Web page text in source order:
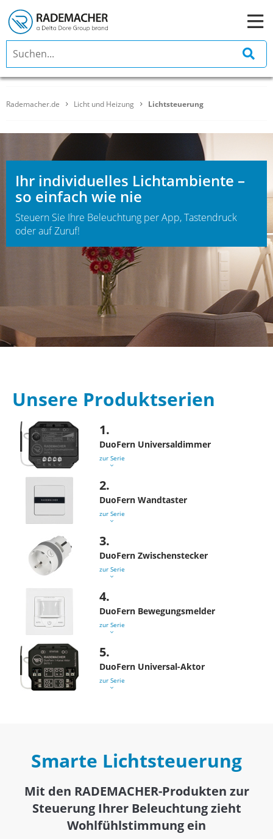
Rademacher.de Licht und Heizung Lichtsteuerung
Ihr individuelles Lichtambiente –
so einfach wie nie
Steuern Sie Ihre Beleuchtung per App, Tastendruck
oder auf Zuruf!
Unsere Produktserien
1.
DuoFern Universaldimmer
zur Serie
2.
DuoFern Wandtaster
zur Serie
3.
DuoFern Zwischenstecker
zur Serie
4.
DuoFern Bewegungsmelder
zur Serie
5.
DuoFern Universal-Aktor
zur Serie
Smarte Lichtsteuerung
Mit den RADEMACHER-Produkten zur
Steuerung Ihrer Beleuchtung zieht
Wohlfühlstimmung ein